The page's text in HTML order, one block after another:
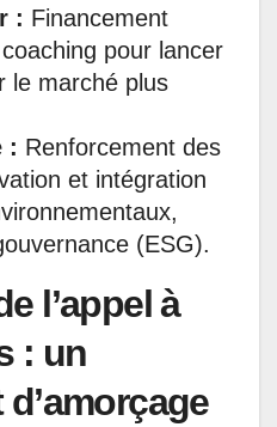
: Financement
pour lancer
le marché plus
: Renforcement des
et intégration
(ESG).
l’appel à
: un